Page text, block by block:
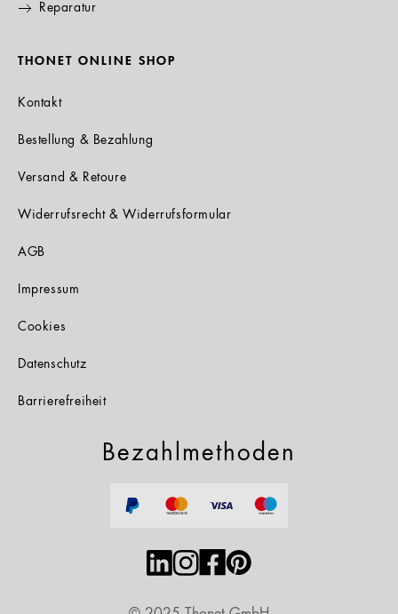
Reparatur
THONET ONLINE SHOP
Kontakt
Bestellung & Bezahlung
Versand & Retoure
Widerrufsrecht & Widerrufsformular
AGB
Impressum
Cookies
Datenschutz
Barrierefreiheit
Bezahlmethoden